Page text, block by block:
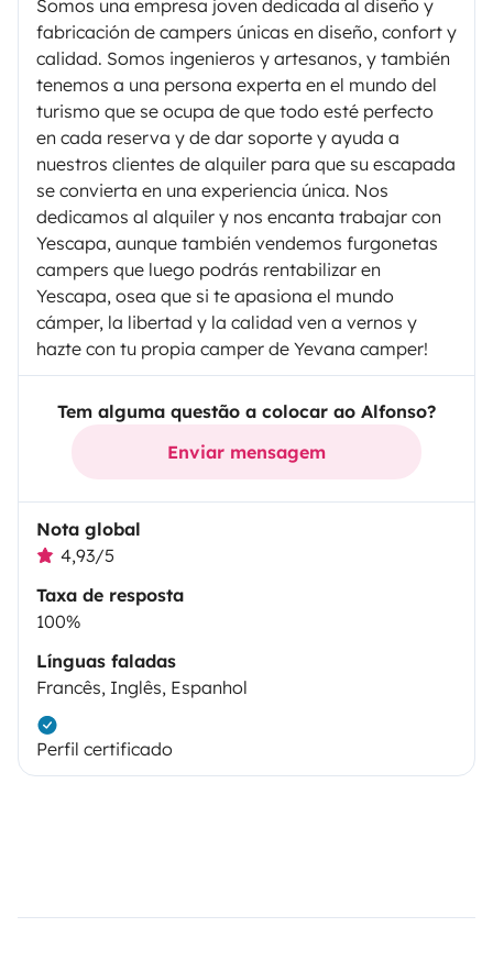
Somos una empresa joven dedicada al diseño y
fabricación de campers únicas en diseño, confort y
calidad. Somos ingenieros y artesanos, y también
tenemos a una persona experta en el mundo del
turismo que se ocupa de que todo esté perfecto
en cada reserva y de dar soporte y ayuda a
nuestros clientes de alquiler para que su escapada
se convierta en una experiencia única. Nos
dedicamos al alquiler y nos encanta trabajar con
Yescapa, aunque también vendemos furgonetas
campers que luego podrás rentabilizar en
Yescapa, osea que si te apasiona el mundo
cámper, la libertad y la calidad ven a vernos y
hazte con tu propia camper de Yevana camper!
Tem alguma questão a colocar ao Alfonso?
Enviar mensagem
Nota global
4,93/5
Taxa de resposta
100%
Línguas faladas
Francês, Inglês, Espanhol
Perfil certificado